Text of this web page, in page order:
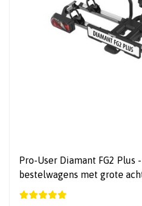
Pro-User Diamant FG2 Plus
bestelwagens met grote